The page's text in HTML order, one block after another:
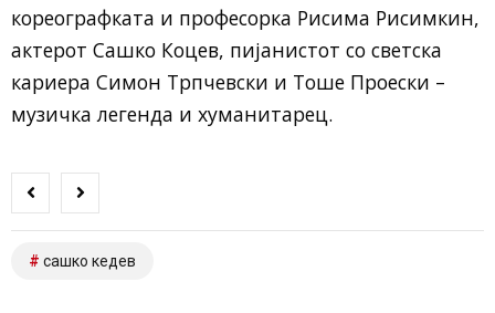
кореографката и професорка Рисима Рисимкин,
актерот Сашко Коцев, пијанистот со светска
кариера Симон Трпчевски и Тоше Проески –
музичка легенда и хуманитарец.
сашко кедев